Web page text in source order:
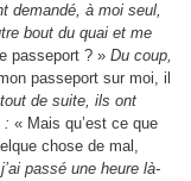
demandé, à moi seul,
bout du quai et me
passeport ? » Du coup,
passeport sur moi, il
de suite, ils ont
: « Mais qu’est ce que
chose de mal,
passé une heure là-